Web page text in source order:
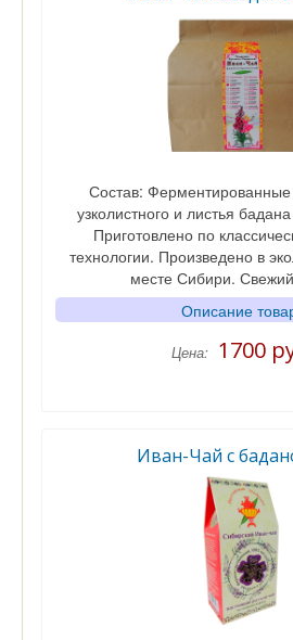
Состав: Ферментированные
узколистного и листья
Приготовлено по
технологии. Произведено в
месте Сибири.
Описание
Цена: 1700
Иван-Чай с